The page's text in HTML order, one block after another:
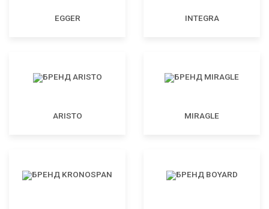
EGGER INTEGRA
ARISTO MIRAGLE